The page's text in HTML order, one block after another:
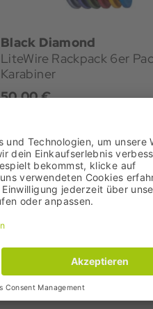
Black Diamond
LiteWire Rackpack 6er
Karabiner
50,00 €